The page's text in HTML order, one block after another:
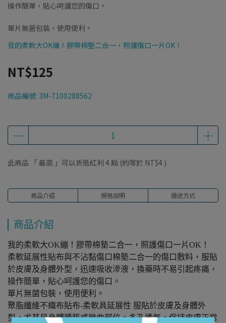
操作簡單，貼心呵護您的傷口。
單片無菌包裝，使用便利。
我的柔軟大OK繃！膠帶棉墊二合一，照護傷口一片OK！
NT$125
商品編號: 3M-7100288562
此商品 「 最高 」可以折抵紅利 4 點 (約等於 NT$4 )
商品介紹 規格說明 運送方式
商品介紹
我的柔軟大OK繃！膠帶棉墊二合一，照護傷口一片OK！
柔軟延展性貼布與不沾黏傷口棉墊二合一的傷口敷料，服貼
於皮膚及身體外型，迅速吸收滲液，換藥時不易引起疼痛，
操作簡單，貼心呵護您的傷口。
單片無菌包裝，使用便利。
聚脂纖維不織布貼布-柔軟具延展性 服貼於皮膚及身體外
型，尤其是身體腫脹或彎曲部位。多孔透氣，保持皮膚正常